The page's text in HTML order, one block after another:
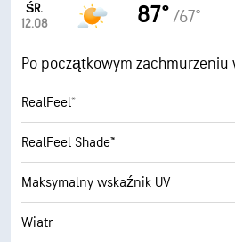
ŚR.
12.08
87° /67°
Po początkowym zachmurzeniu
RealFeel®
RealFeel Shade™
Maksymalny wskaźnik UV
Wiatr